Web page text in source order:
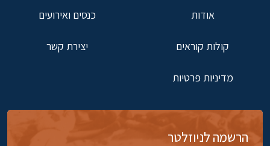
אודות כנסים ואירועים
קולות קוראים יצירת קשר
מדיניות פרטיות
הרשמה לניוזלטר